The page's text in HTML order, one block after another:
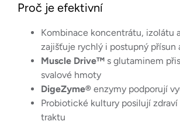
Proč je efektivní
Kombinace koncentrátu, izolátu
zajišťuje rychlý i postupný přísun
Muscle Drive™ s glutaminem
svalové hmoty
DigeZyme® enzymy podporují
Probiotické kultury posilují
traktu